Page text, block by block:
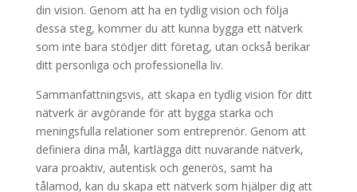
din vision. Genom att ha en tydlig vision och följa
dessa steg, kommer du att kunna bygga ett nätverk
som inte bara stödjer ditt företag, utan också berikar
ditt personliga och professionella liv.
Sammanfattningsvis, att skapa en tydlig vision för ditt
nätverk är avgörande för att bygga starka och
meningsfulla relationer som entreprenör. Genom att
definiera dina mål, kartlägga ditt nuvarande nätverk,
vara proaktiv, autentisk och generös, samt ha
tålamod, kan du skapa ett nätverk som hjälper dig att